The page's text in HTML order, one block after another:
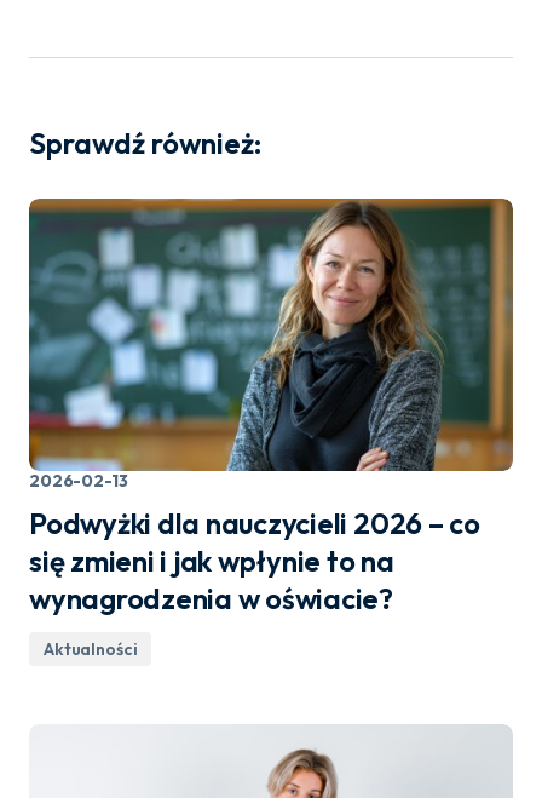
Sprawdź również:
2026-02-13
Podwyżki dla nauczycieli 2026 – co
się zmieni i jak wpłynie to na
wynagrodzenia w oświacie?
Aktualności